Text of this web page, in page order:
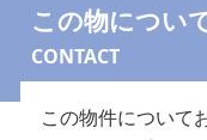
この物につい
CONTACT
この物件について